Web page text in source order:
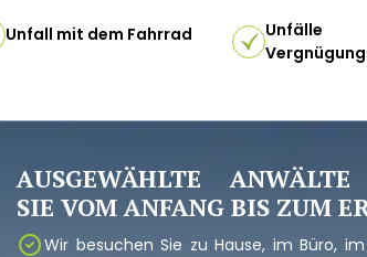
Unfall mit dem Fahrrad
AUSGEWÄHLTE ANWÄLTE
SIE VOM ANFANG BIS ZUM
Wir besuchen Sie zu Hause, im Büro,